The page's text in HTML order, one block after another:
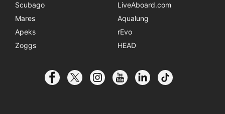
Scubago
LiveAboard.com
Mares
Aqualung
Apeks
rEvo
Zoggs
HEAD